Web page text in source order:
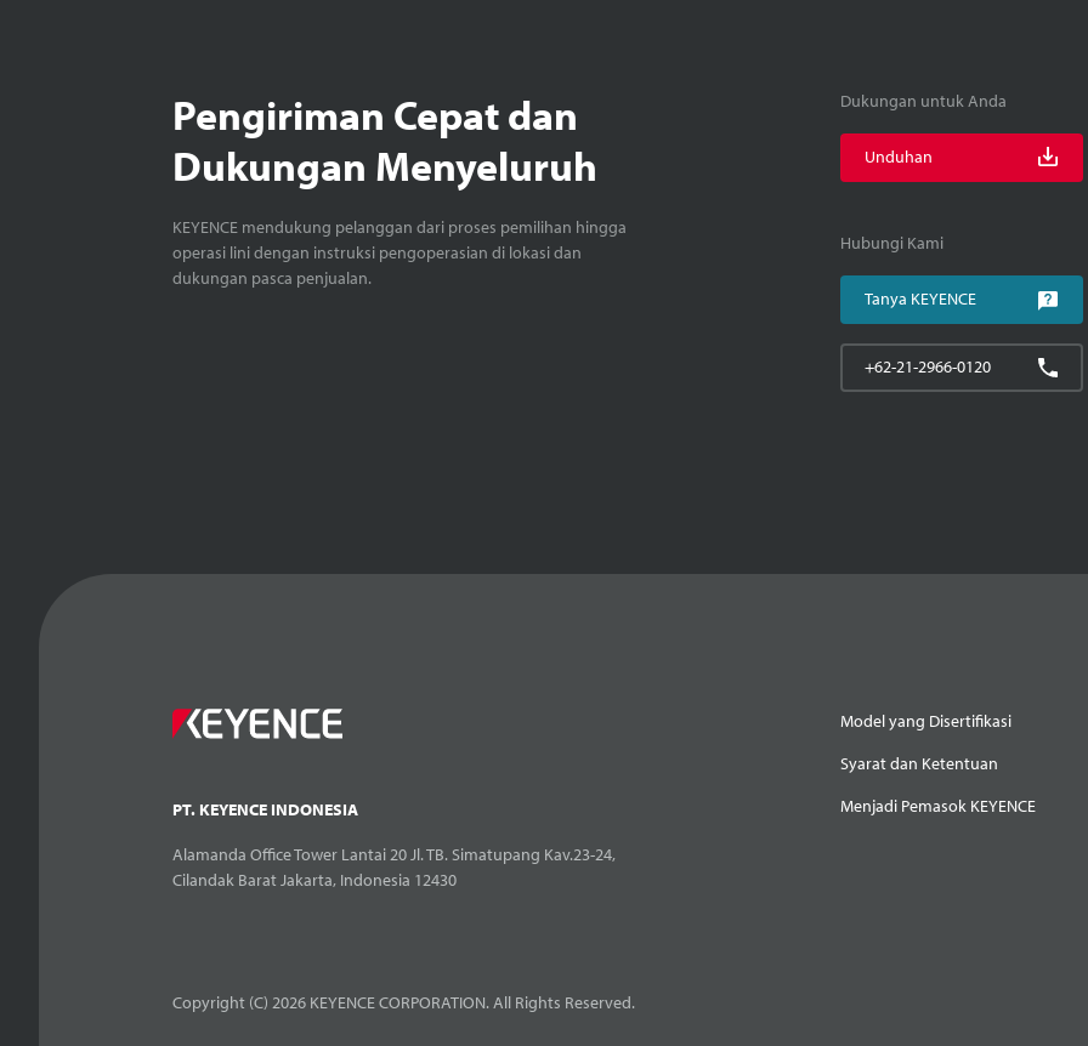
Pengiriman Cepat dan
Dukungan Menyeluruh
KEYENCE mendukung pelanggan dari proses pemilihan hingga
operasi lini dengan instruksi pengoperasian di lokasi dan
dukungan pasca penjualan.
Dukungan untuk Anda
Unduhan
Hubungi Kami
Tanya KEYENCE
+62-21-2966-0120
PT. KEYENCE INDONESIA
Alamanda Office Tower Lantai 20 Jl. TB. Simatupang Kav.23-24,
Cilandak Barat Jakarta, Indonesia 12430
Model yang Disertifikasi
Syarat dan Ketentuan
Menjadi Pemasok KEYENCE
Copyright (C) 2026 KEYENCE CORPORATION. All Rights Reserved.